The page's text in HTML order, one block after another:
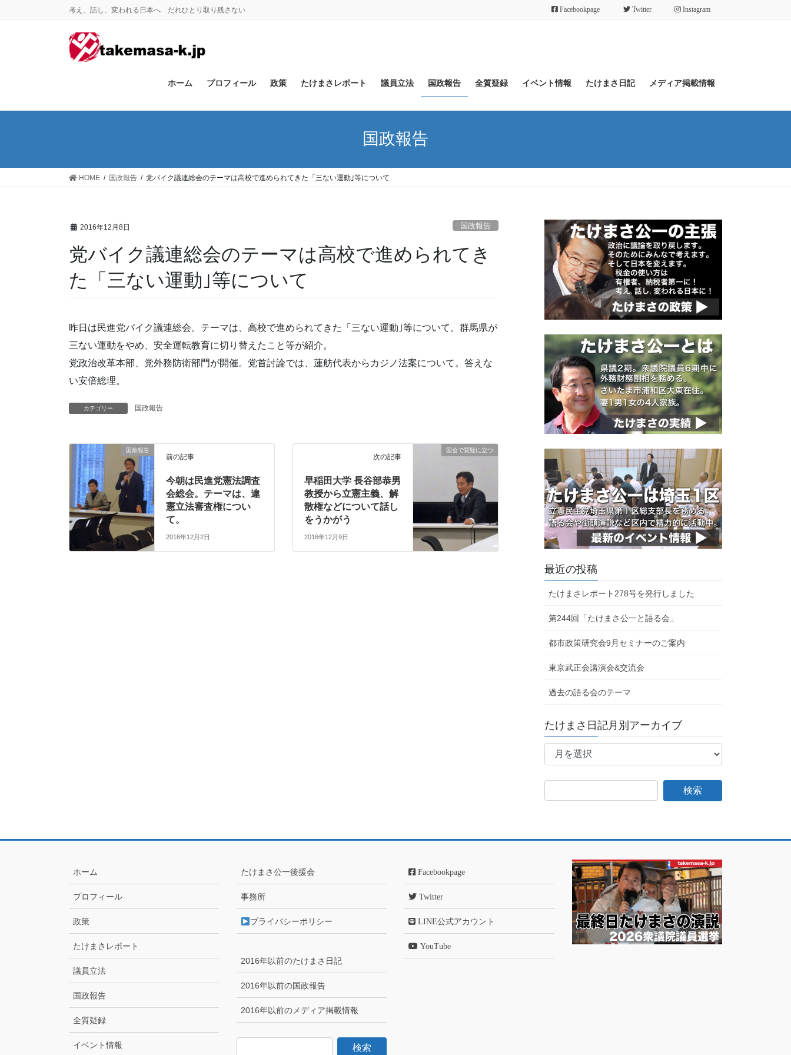
考え、話し、変われる日本へ だれひとり取り残さない Facebookpage Twitter Instagram
ホーム プロフィール 政策 たけまさレポート 議員立法 国政報告 全質疑録 イベント情報 たけまさ日記 メディア掲載情報
国政報告
HOME 国政報告 党バイク議連総会のテーマは高校で進められてきた「三ない運動｣等について
2016年12月8日 国政報告
党バイク議連総会のテーマは高校で進められてき
た「三ない運動｣等について
昨日は民進党バイク議連総会。テーマは、高校で進められてきた「三ない運動｣等について。群馬県が
三ない運動をやめ、安全運転教育に切り替えたこと等が紹介。
党政治改革本部、党外務防衛部門が開催。党首討論では、蓮舫代表からカジノ法案について。答えな
い安倍総理。
カテゴリー 国政報告
国政報告
前の記事
今朝は民進党憲法調査
会総会。テーマは、違
憲立法審査権につい
て。
2016年12月2日
国会で質疑に立つ
次の記事
早稲田大学 長谷部恭男
教授から立憲主義、解
散権などについて話し
をうかがう
2016年12月9日
最近の投稿
たけまさレポート278号を発行しました
第244回「たけまさ公一と語る会」
都市政策研究会9月セミナーのご案内
東京武正会講演会&交流会
過去の語る会のテーマ
たけまさ日記月別アーカイブ
た
日
別
カ
ホーム
プロフィール
政策
たけまさレポート
議員立法
国政報告
全質疑録
イベント情報
たけまさ公一後援会
事務所
プライバシーポリシー
2016年以前のたけまさ日記
2016年以前の国政報告
2016年以前のメディア掲載情報
Facebookpage
Twitter
LINE公式アカウント
YouTube